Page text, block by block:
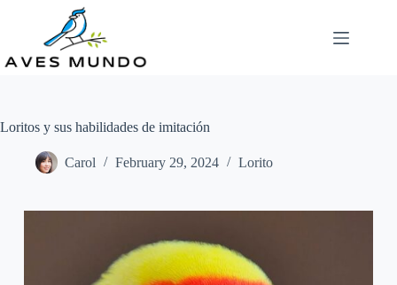
Loritos y sus habilidades de imitación
Carol February 29, 2024 Lorito